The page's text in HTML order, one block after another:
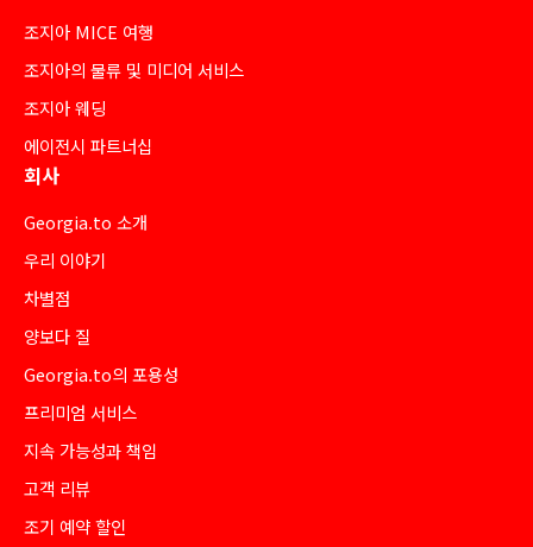
조지아 MICE 여행
조지아의 물류 및 미디어 서비스
조지아 웨딩
에이전시 파트너십
회사
Georgia.to 소개
우리 이야기
차별점
양보다 질
Georgia.to의 포용성
프리미엄 서비스
지속 가능성과 책임
고객 리뷰
조기 예약 할인